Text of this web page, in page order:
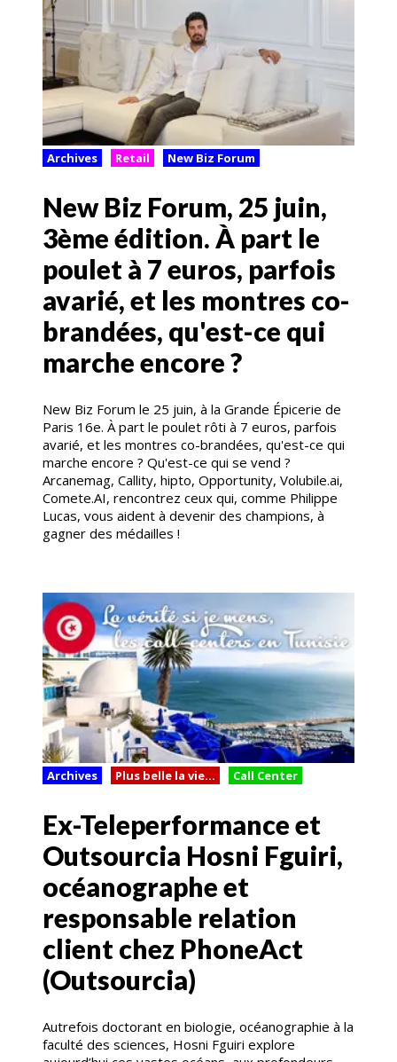
Archives Retail New Biz Forum
New Biz Forum, 25 juin,
3ème édition. À part le
poulet à 7 euros, parfois
avarié, et les montres co-
brandées, qu'est-ce qui
marche encore ?
New Biz Forum le 25 juin, à la Grande Épicerie de
Paris 16e. À part le poulet rôti à 7 euros, parfois
avarié, et les montres co-brandées, qu'est-ce qui
marche encore ? Qu'est-ce qui se vend ?
Arcanemag, Callity, hipto, Opportunity, Volubile.ai,
Comete.AI, rencontrez ceux qui, comme Philippe
Lucas, vous aident à devenir des champions, à
gagner des médailles !
Archives Plus belle la vie... Call Center
Ex-Teleperformance et
Outsourcia Hosni Fguiri,
océanographe et
responsable relation
client chez PhoneAct
(Outsourcia)
Autrefois doctorant en biologie, océanographie à la
faculté des sciences, Hosni Fguiri explore